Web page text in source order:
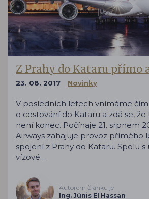
Autorem článku je
Ing. Júnis El Hassan
Z Prahy do Kataru přímo
23. 08. 2017 Novinky
V posledních letech vnímáme čím
o cestování do Kataru a zdá se,
není konec. Počínaje 21. srpnem
Airways zahajuje provoz přímého
spojení z Prahy do Kataru. Spolu
vízové…